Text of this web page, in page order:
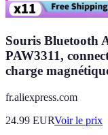
Souris Bluetooth
PAW3311,
charge
fr.aliexpress.com
24.99 EURVoir le prix